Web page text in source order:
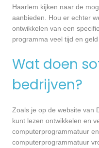
Haarlem kijken naar de
aanbieden. Hou er echter
ontwikkelen van een
programma veel tijd en
Wat doen
bedrijven?
Zoals je op de website van
kunt lezen ontwikkelen en
computerprogrammatuur
computerprogrammatuur